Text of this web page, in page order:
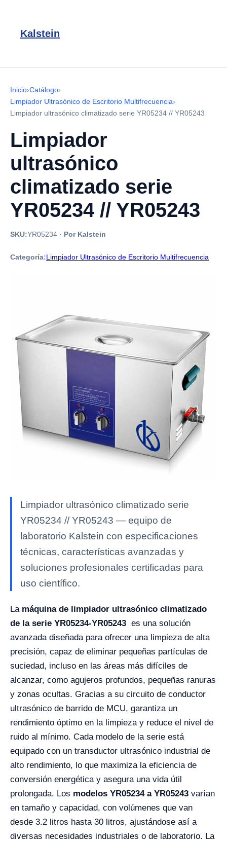
Kalstein
Inicio›Catálogo›
Limpiador Ultrasónico de Escritorio Multifrecuencia›
Limpiador ultrasónico climatizado serie YR05234 // YR05243
Limpiador
ultrasónico
climatizado serie
YR05234 // YR05243
SKU:YR05234 · Por Kalstein
Categoría:Limpiador Ultrasónico de Escritorio Multifrecuencia
Limpiador ultrasónico climatizado serie
YR05234 // YR05243 — equipo de
laboratorio Kalstein con especificaciones
técnicas, características avanzadas y
soluciones profesionales certificadas para
uso científico.
La máquina de limpiador ultrasónico climatizado
de la serie YR05234-YR05243 es una solución
avanzada diseñada para ofrecer una limpieza de alta
precisión, capaz de eliminar pequeñas partículas de
suciedad, incluso en las áreas más difíciles de
alcanzar, como agujeros profundos, pequeñas ranuras
y zonas ocultas. Gracias a su circuito de conductor
ultrasónico de barrido de MCU, garantiza un
rendimiento óptimo en la limpieza y reduce el nivel de
ruido al mínimo. Cada modelo de la serie está
equipado con un transductor ultrasónico industrial de
alto rendimiento, lo que maximiza la eficiencia de
conversión energética y asegura una vida útil
prolongada. Los modelos YR05234 a YR05243 varían
en tamaño y capacidad, con volúmenes que van
desde 3.2 litros hasta 30 litros, ajustándose así a
diversas necesidades industriales o de laboratorio. La